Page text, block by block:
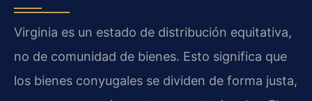
Virginia es un estado de distribución equitativa,
no de comunidad de bienes. Esto significa que
los bienes conyugales se dividen de forma justa,